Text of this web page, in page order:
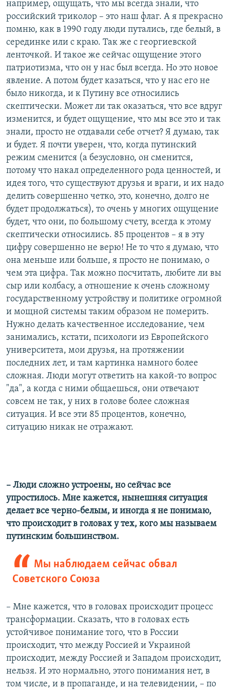
например, ощущать, что мы всегда знали, что
российский триколор – это наш флаг. А я прекрасно
помню, как в 1990 году люди путались, где белый, в
серединке или с краю. Так же с георгиевской
ленточкой. И такое же сейчас ощущение этого
патриотизма, что он у нас был всегда. Но это новое
явление. А потом будет казаться, что у нас его не
было никогда, и к Путину все относились
скептически. Может ли так оказаться, что все вдруг
изменится, и будет ощущение, что мы все это и так
знали, просто не отдавали себе отчет? Я думаю, так
и будет. Я почти уверен, что, когда путинский
режим сменится (а безусловно, он сменится,
потому что накал определенного рода ценностей, и
идея того, что существуют друзья и враги, и их надо
делить совершенно четко, это, конечно, долго не
будет продолжаться), то очень у многих ощущение
будет, что они, по большому счету, всегда к этому
скептически относились. 85 процентов – я в эту
цифру совершенно не верю! Не то что я думаю, что
она меньше или больше, я просто не понимаю, о
чем эта цифра. Так можно посчитать, любите ли вы
сыр или колбасу, а отношение к очень сложному
государственному устройству и политике огромной
и мощной системы таким образом не померить.
Нужно делать качественное исследование, чем
занимались, кстати, психологи из Европейского
университета, мои друзья, на протяжении
последних лет, и там картинка намного более
сложная. Люди могут ответить на какой-то вопрос
"да", а когда с ними общаешься, они отвечают
совсем не так, у них в голове более сложная
ситуация. И все эти 85 процентов, конечно,
ситуацию никак не отражают.
– Люди сложно устроены, но сейчас все
упростилось. Мне кажется, нынешняя ситуация
делает все черно-белым, и иногда я не понимаю,
что происходит в головах у тех, кого мы называем
путинским большинством.
Мы наблюдаем сейчас обвал
Советского Союза
– Мне кажется, что в головах происходит процесс
трансформации. Сказать, что в головах есть
устойчивое понимание того, что в России
происходит, что между Россией и Украиной
происходит, между Россией и Западом происходит,
нельзя. И это нормально, этого понимания нет, в
том числе, и в пропаганде, и на телевидении, – по